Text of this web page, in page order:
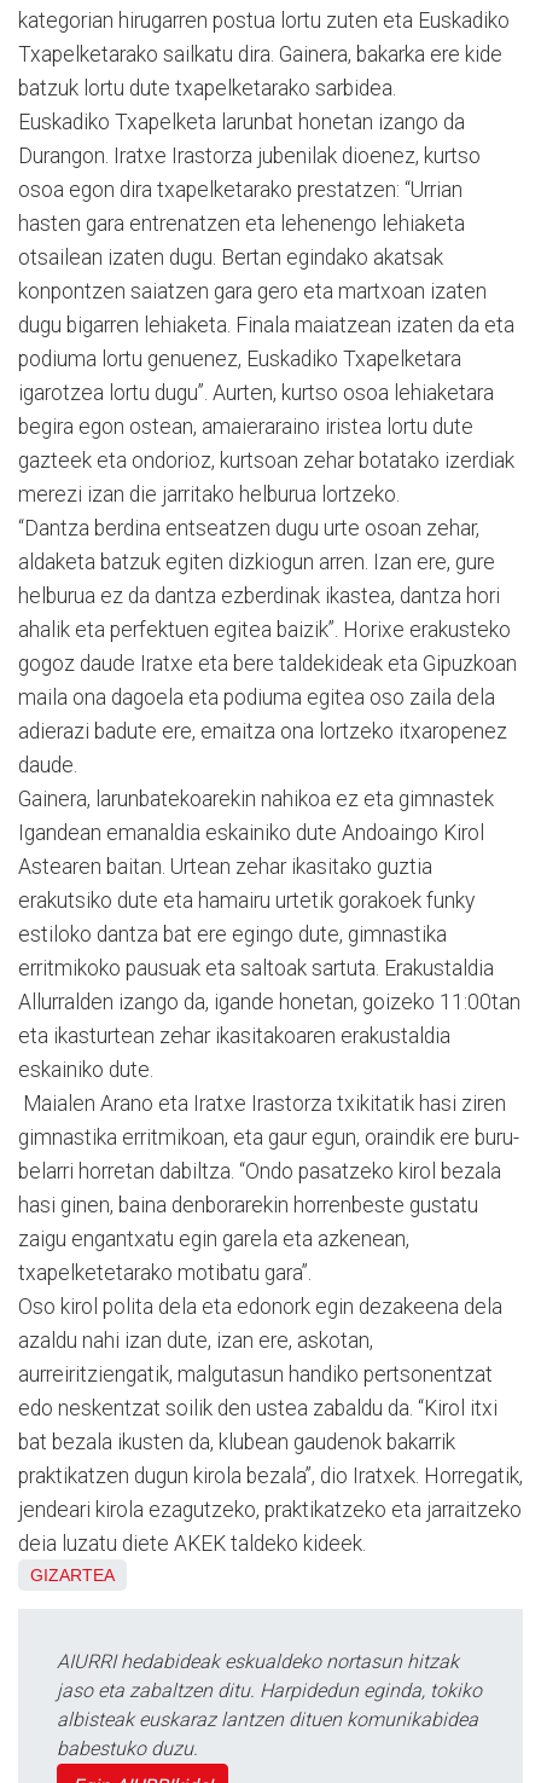
kategorian hirugarren postua lortu zuten eta Euskadiko
Txapelketarako sailkatu dira. Gainera, bakarka ere kide
batzuk lortu dute txapelketarako sarbidea.
Euskadiko Txapelketa larunbat honetan izango da
Durangon. Iratxe Irastorza jubenilak dioenez, kurtso
osoa egon dira txapelketarako prestatzen: “Urrian
hasten gara entrenatzen eta lehenengo lehiaketa
otsailean izaten dugu. Bertan egindako akatsak
konpontzen saiatzen gara gero eta martxoan izaten
dugu bigarren lehiaketa. Finala maiatzean izaten da eta
podiuma lortu genuenez, Euskadiko Txapelketara
igarotzea lortu dugu”. Aurten, kurtso osoa lehiaketara
begira egon ostean, amaieraraino iristea lortu dute
gazteek eta ondorioz, kurtsoan zehar botatako izerdiak
merezi izan die jarritako helburua lortzeko.
“Dantza berdina entseatzen dugu urte osoan zehar,
aldaketa batzuk egiten dizkiogun arren. Izan ere, gure
helburua ez da dantza ezberdinak ikastea, dantza hori
ahalik eta perfektuen egitea baizik”. Horixe erakusteko
gogoz daude Iratxe eta bere taldekideak eta Gipuzkoan
maila ona dagoela eta podiuma egitea oso zaila dela
adierazi badute ere, emaitza ona lortzeko itxaropenez
daude.
Gainera, larunbatekoarekin nahikoa ez eta gimnastek
Igandean emanaldia eskainiko dute Andoaingo Kirol
Astearen baitan. Urtean zehar ikasitako guztia
erakutsiko dute eta hamairu urtetik gorakoek funky
estiloko dantza bat ere egingo dute, gimnastika
erritmikoko pausuak eta saltoak sartuta. Erakustaldia
Allurralden izango da, igande honetan, goizeko 11:00tan
eta ikasturtean zehar ikasitakoaren erakustaldia
eskainiko dute.
Maialen Arano eta Iratxe Irastorza txikitatik hasi ziren
gimnastika erritmikoan, eta gaur egun, oraindik ere buru-
belarri horretan dabiltza. “Ondo pasatzeko kirol bezala
hasi ginen, baina denborarekin horrenbeste gustatu
zaigu engantxatu egin garela eta azkenean,
txapelketetarako motibatu gara”.
Oso kirol polita dela eta edonork egin dezakeena dela
azaldu nahi izan dute, izan ere, askotan,
aurreiritziengatik, malgutasun handiko pertsonentzat
edo neskentzat soilik den ustea zabaldu da. “Kirol itxi
bat bezala ikusten da, klubean gaudenok bakarrik
praktikatzen dugun kirola bezala”, dio Iratxek. Horregatik,
jendeari kirola ezagutzeko, praktikatzeko eta jarraitzeko
deia luzatu diete AKEK taldeko kideek.
GIZARTEA
AIURRI hedabideak eskualdeko nortasun hitzak
jaso eta zabaltzen ditu. Harpidedun eginda, tokiko
albisteak euskaraz lantzen dituen komunikabidea
babestuko duzu.